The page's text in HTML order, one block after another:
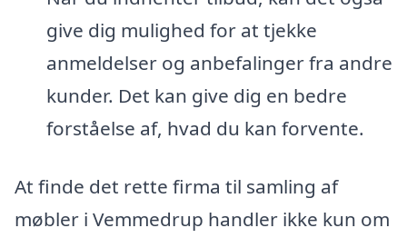
give dig mulighed for at tjekke
anmeldelser og anbefalinger fra andre
kunder. Det kan give dig en bedre
forståelse af, hvad du kan forvente.
At finde det rette firma til samling af
møbler i Vemmedrup handler ikke kun om